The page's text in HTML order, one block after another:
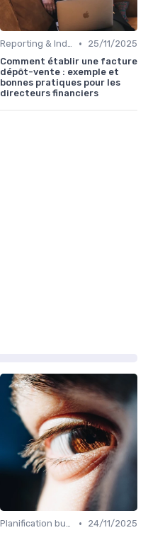
Reporting & Indicateurs •
25/11/2025
Comment établir une facture
dépôt-vente : exemple et
bonnes pratiques pour les
directeurs financiers
Planification budgétaire •
24/11/2025